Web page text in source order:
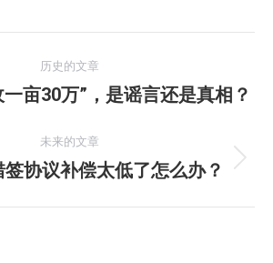
历史的文章
历
的
文
亩30万”，是谣言还是真相？
未来的文章
未
协议补偿太低了怎么办？